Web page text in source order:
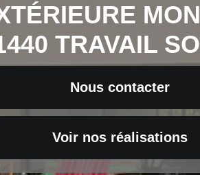
TRAVAIL
Nous contacter
Voir nos réalisations